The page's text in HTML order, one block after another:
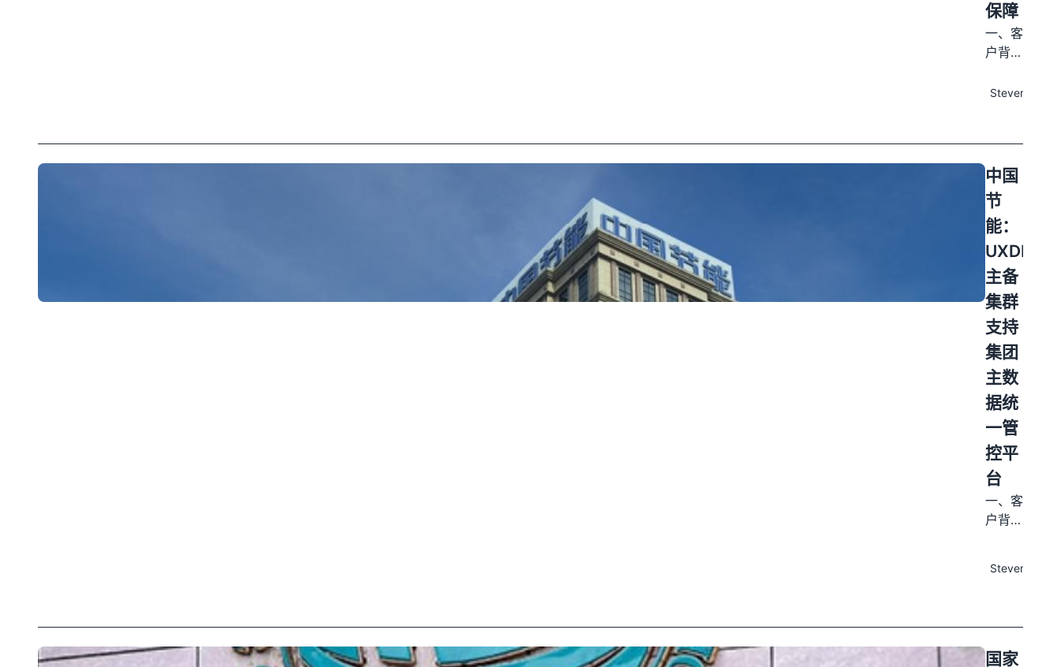
1000
多万平
方米供
务。变
输送的
点，需
要实时
监控设
备运行
状态、
电能质
量、故
障录波
等数
据。原
有监控
系统基
于国外
数据库
构建，
在长期
运行中
暴露出
保障
一、客
户背景
痛点
力可靠
性管理
和工程
质量监
督中心
负责全
国电力
可靠性
管理和
工程质
量监督
信息系
统建设
与运
维，涵
盖火
电、水
电、输
变电、
风光储
等工
去，工
和单机
Steven
中国
节
能：
UXDB
主备
集群
支持
集团
主数
据统
一管
控平
台
一、客
户背景
中国节
全球
Steven
国家